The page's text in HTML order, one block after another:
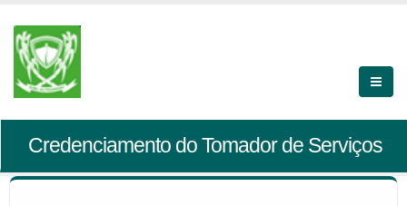
Credenciamento do Tomador de Serviços